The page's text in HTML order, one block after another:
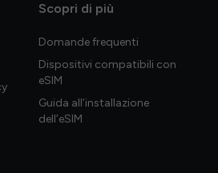
Scopri di più
Domande frequenti
Dispositivi compatibili con
eSIM
Guida all’installazione
dell’eSIM